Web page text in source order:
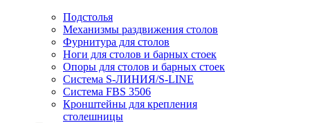
Подстолья
Механизмы раздвижения столов
Фурнитура для столов
Ноги для столов и барных стоек
Опоры для столов и барных стоек
Система S-ЛИНИЯ/S-LINE
Система FBS 3506
Кронштейны для крепления
столешницы